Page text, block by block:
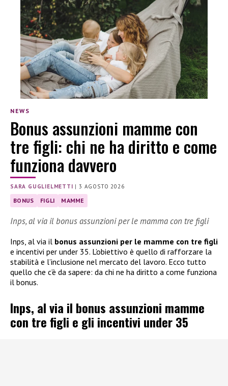
NEWS
Bonus assunzioni mamme con
tre figli: chi ne ha diritto e come
funziona davvero
SARA GUGLIELMETTI |3 AGOSTO 2026
BONUS FIGLI MAMME
Inps, al via il bonus assunzioni per le mamma con tre figli
Inps, al via il bonus assunzioni per le mamme con tre figli
e incentivi per under 35. L’obiettivo è quello di rafforzare la
stabilità e l’inclusione nel mercato del lavoro. Ecco tutto
quello che c’è da sapere: da chi ne ha diritto a come funziona
il bonus.
Inps, al via il bonus assunzioni mamme
con tre figli e gli incentivi under 35